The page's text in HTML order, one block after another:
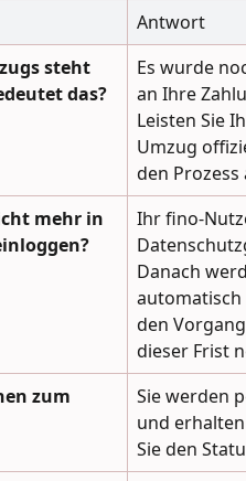
Antwort
steht
das?
Es wurde
an Ihre
Leisten Sie
Umzug
den
mehr in
Ihr fino-
Danach
automatisch
den
dieser Frist
zum
Sie werden
und
Sie den